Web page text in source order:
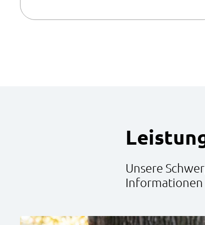
Unsere
Informationen